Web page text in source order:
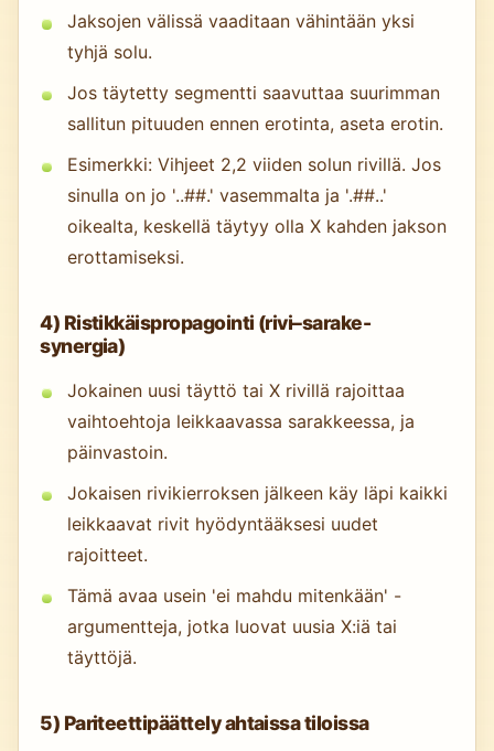
Jaksojen välissä vaaditaan vähintään yksi
tyhjä solu.
Jos täytetty segmentti saavuttaa suurimman
sallitun pituuden ennen erotinta, aseta erotin.
Esimerkki: Vihjeet 2,2 viiden solun rivillä. Jos
sinulla on jo '..##.' vasemmalta ja '.##..'
oikealta, keskellä täytyy olla X kahden jakson
erottamiseksi.
4) Ristikkäispropagointi (rivi–sarake-
synergia)
Jokainen uusi täyttö tai X rivillä rajoittaa
vaihtoehtoja leikkaavassa sarakkeessa, ja
päinvastoin.
Jokaisen rivikierroksen jälkeen käy läpi kaikki
leikkaavat rivit hyödyntääksesi uudet
rajoitteet.
Tämä avaa usein 'ei mahdu mitenkään' -
argumentteja, jotka luovat uusia X:iä tai
täyttöjä.
5) Pariteettipäättely ahtaissa tiloissa